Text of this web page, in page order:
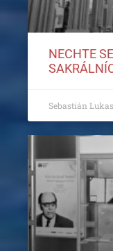
NECHTE
Sebastián